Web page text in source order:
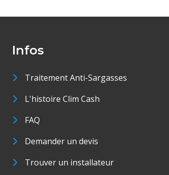
Infos
Traitement Anti-Sargasses
L'histoire Clim Cash
FAQ
Demander un devis
Trouver un installateur